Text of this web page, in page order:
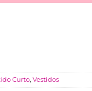
Curto, Vestidos